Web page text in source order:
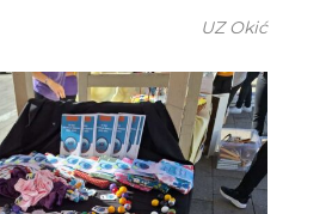
UZ Okić